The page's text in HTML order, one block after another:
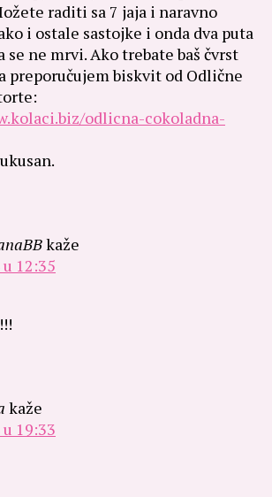
raditi sa 7 jaja i naravno
i ostale sastojke i onda dva puta
se ne mrvi. Ako trebate baš čvrst
preporučujem biskvit od Odlične
odlicna-cokoladna-
kaže
12:35
kaže
19:33